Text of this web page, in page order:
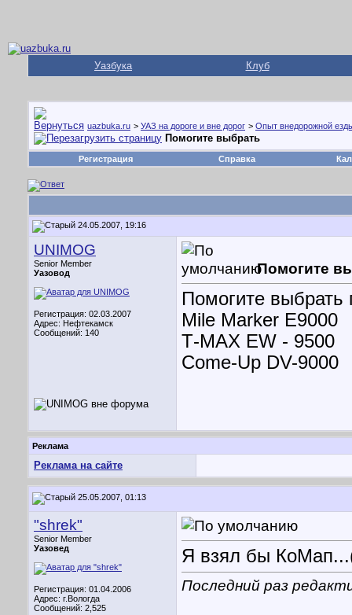
Уазбука Клуб
uazbuka.ru > УАЗ на дороге и вне дорог > Опыт внедорожной
Помогите выбрать
Регистрация Справка
24.05.2007, 19:16
UNIMOG
Senior Member
Уазовод
Регистрация: 02.03.2007
Адрес: Нефтекамск
Сообщений: 140
Помогите
Помогите выбрать
Mile Marker E9000
Т-МАХ EW - 9500
Come-Up DV-9000
Реклама
Реклама на сайте
25.05.2007, 01:13
"shrek"
Senior Member
Уазовед
Регистрация: 01.04.2006
Адрес: г.Вологда
Сообщений: 2,525
Я взял бы
Последний раз